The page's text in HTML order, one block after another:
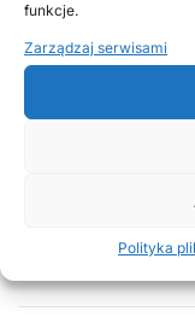
funkcje.
Zarządzaj serwisami
Polityka
Poprzednie
PSZOK